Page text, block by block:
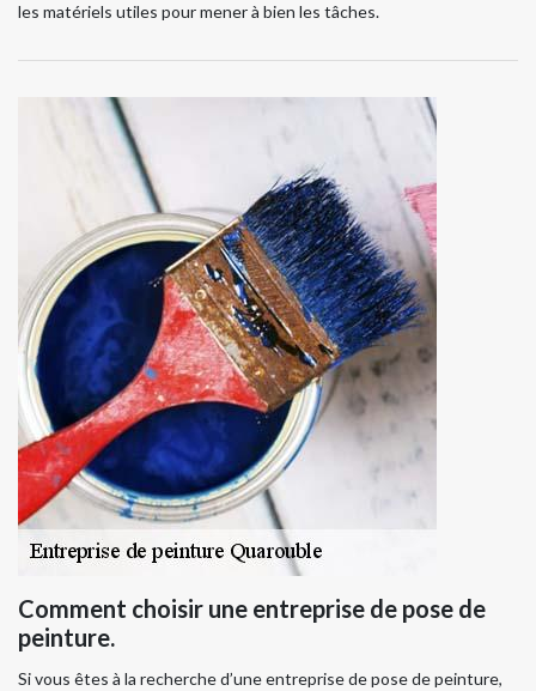
les matériels utiles pour mener à bien les tâches.
Comment choisir une entreprise de pose de
peinture.
Si vous êtes à la recherche d’une entreprise de pose de peinture,